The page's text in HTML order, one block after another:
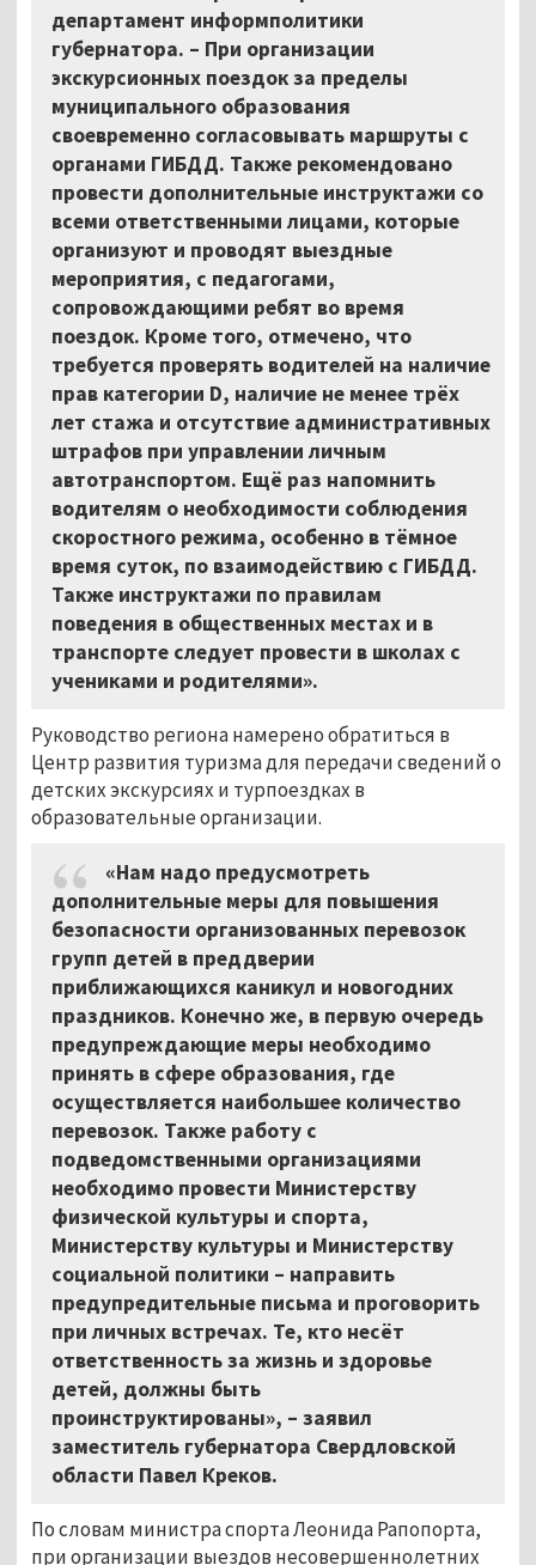
департамент информполитики
губернатора. – При организации
экскурсионных поездок за пределы
муниципального образования
своевременно согласовывать маршруты с
органами ГИБДД. Также рекомендовано
провести дополнительные инструктажи со
всеми ответственными лицами, которые
организуют и проводят выездные
мероприятия, с педагогами,
сопровождающими ребят во время
поездок. Кроме того, отмечено, что
требуется проверять водителей на наличие
прав категории D, наличие не менее трёх
лет стажа и отсутствие административных
штрафов при управлении личным
автотранспортом. Ещё раз напомнить
водителям о необходимости соблюдения
скоростного режима, особенно в тёмное
время суток, по взаимодействию с ГИБДД.
Также инструктажи по правилам
поведения в общественных местах и в
транспорте следует провести в школах с
учениками и родителями».
Руководство региона намерено обратиться в
Центр развития туризма для передачи сведений о
детских экскурсиях и турпоездках в
образовательные организации.
«Нам надо предусмотреть
дополнительные меры для повышения
безопасности организованных перевозок
групп детей в преддверии
приближающихся каникул и новогодних
праздников. Конечно же, в первую очередь
предупреждающие меры необходимо
принять в сфере образования, где
осуществляется наибольшее количество
перевозок. Также работу с
подведомственными организациями
необходимо провести Министерству
физической культуры и спорта,
Министерству культуры и Министерству
социальной политики – направить
предупредительные письма и проговорить
при личных встречах. Те, кто несёт
ответственность за жизнь и здоровье
детей, должны быть
проинструктированы», – заявил
заместитель губернатора Свердловской
области Павел Креков.
По словам министра спорта Леонида Рапопорта,
при организации выездов несовершеннолетних